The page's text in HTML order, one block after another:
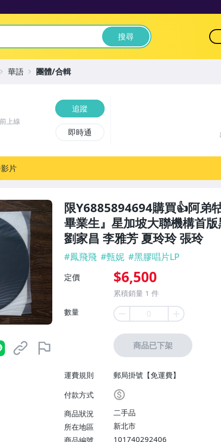
搜尋
限Y6885894694購買👍阿弟
畢業生』星加坡大聯機構首
劉家昌 李雅芳 夏玲玲 張玲
#鳳飛飛 #甄妮 #黑膠唱片LP
定價 $6,500
累積銷量 1 件
數量
商品已下架
運費規則
郵局掛號【免運費】
付款方式
商品狀況
二手品
所在地區
新北市
101740292406
上線
追蹤
即時通
片
華語 團體/合輯